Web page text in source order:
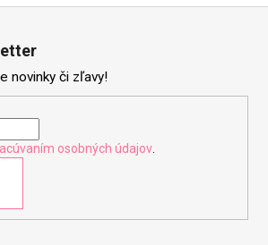
novinky či zľavy!
osobných údajov.